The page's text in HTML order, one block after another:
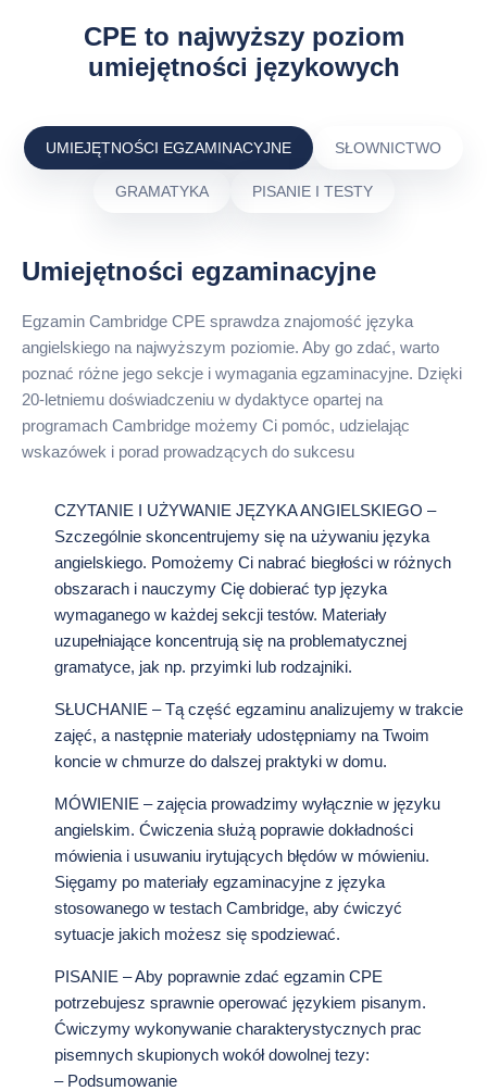
CPE to najwyższy poziom
umiejętności językowych
UMIEJĘTNOŚCI EGZAMINACYJNE SŁOWNICTWO
GRAMATYKA PISANIE I TESTY
Umiejętności egzaminacyjne
Egzamin Cambridge CPE sprawdza znajomość języka
angielskiego na najwyższym poziomie. Aby go zdać, warto
poznać różne jego sekcje i wymagania egzaminacyjne. Dzięki
20-letniemu doświadczeniu w dydaktyce opartej na
programach Cambridge możemy Ci pomóc, udzielając
wskazówek i porad prowadzących do sukcesu
CZYTANIE I UŻYWANIE JĘZYKA ANGIELSKIEGO –
Szczególnie skoncentrujemy się na używaniu języka
angielskiego. Pomożemy Ci nabrać biegłości w różnych
obszarach i nauczymy Cię dobierać typ języka
wymaganego w każdej sekcji testów. Materiały
uzupełniające koncentrują się na problematycznej
gramatyce, jak np. przyimki lub rodzajniki.
SŁUCHANIE – Tą część egzaminu analizujemy w trakcie
zajęć, a następnie materiały udostępniamy na Twoim
koncie w chmurze do dalszej praktyki w domu.
MÓWIENIE – zajęcia prowadzimy wyłącznie w języku
angielskim. Ćwiczenia służą poprawie dokładności
mówienia i usuwaniu irytujących błędów w mówieniu.
Sięgamy po materiały egzaminacyjne z języka
stosowanego w testach Cambridge, aby ćwiczyć
sytuacje jakich możesz się spodziewać.
PISANIE – Aby poprawnie zdać egzamin CPE
potrzebujesz sprawnie operować językiem pisanym.
Ćwiczymy wykonywanie charakterystycznych prac
pisemnych skupionych wokół dowolnej tezy:
– Podsumowanie